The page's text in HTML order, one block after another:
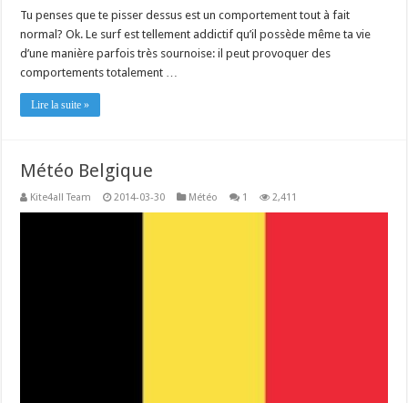
Tu penses que te pisser dessus est un comportement tout à fait
normal? Ok. Le surf est tellement addictif qu’il possède même ta vie
d’une manière parfois très sournoise: il peut provoquer des
comportements totalement …
Lire la suite »
Météo Belgique
Kite4all Team 2014-03-30 Météo 1 2,411